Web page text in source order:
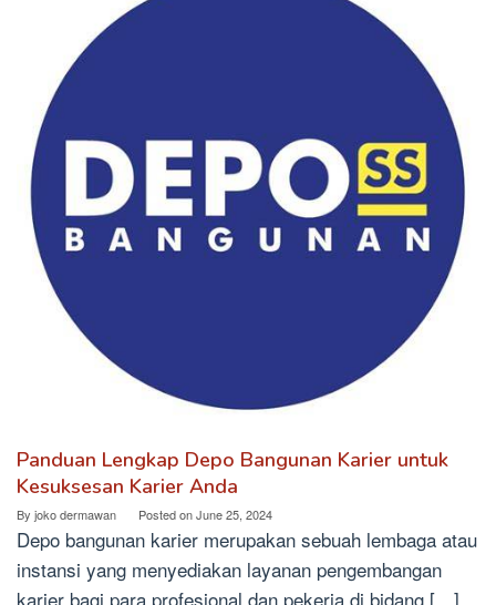
Panduan Lengkap Depo Bangunan Karier untuk
Kesuksesan Karier Anda
By joko dermawan Posted onJune 25, 2024
Depo bangunan karier merupakan sebuah lembaga atau
instansi yang menyediakan layanan pengembangan
karier bagi para profesional dan pekerja di bidang […]